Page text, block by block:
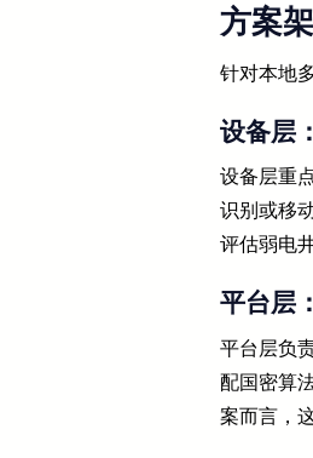
方案
针对本地
设备层
设备层重
识别或移
评估弱电
平台层
平台层负
配国密算
案而言，